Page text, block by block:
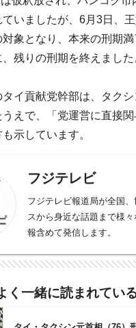
いましたが、6月3日、
象となり、本来の刑期
残りの刑期を終えました
タイ貢献党幹部は、タク
えで、「党運営に直接
示しています。
フジテレビ
フジテレビ報道局が全国
スから身近な話題まで様
報含めて発信します。
く一緒に読まれてい